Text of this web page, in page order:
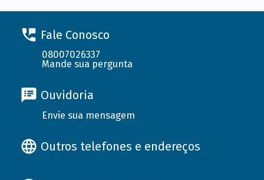
Fale Conosco
08007026337
Mande sua pergunta
Ouvidoria
Envie sua mensagem
Outros telefones e endereços